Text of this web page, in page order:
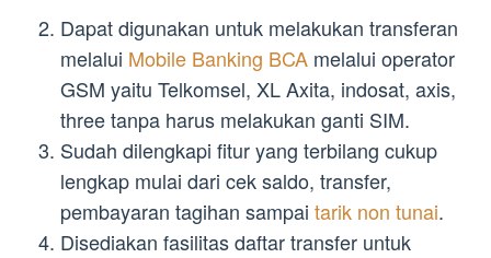
Dapat digunakan untuk melakukan transferan
melalui Mobile Banking BCA melalui operator
GSM yaitu Telkomsel, XL Axita, indosat, axis,
three tanpa harus melakukan ganti SIM.
Sudah dilengkapi fitur yang terbilang cukup
lengkap mulai dari cek saldo, transfer,
pembayaran tagihan sampai tarik non tunai.
Disediakan fasilitas daftar transfer untuk